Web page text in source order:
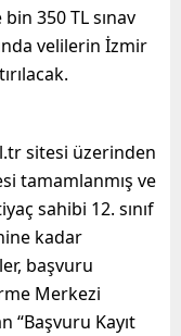
350 TL sınav
velilerin İzmir
sitesi üzerinden
tamamlanmış ve
sahibi 12. sınıf
kadar
başvuru
Merkezi
“Başvuru Kayıt